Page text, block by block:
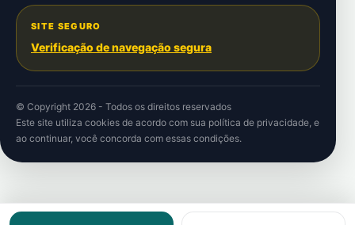
SITE SEGURO
Verificação de navegação segura
© Copyright 2026 - Todos os direitos reservados
Este site utiliza cookies de acordo com sua política de privacidade, e
ao continuar, você concorda com essas condições.